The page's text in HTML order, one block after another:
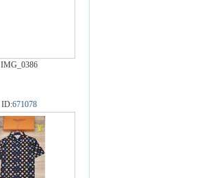
IMG_0386
ID:671078